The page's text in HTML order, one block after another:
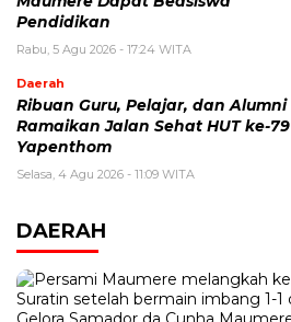
Pendidikan
Rabu, 5 Agu 2026 - 17:24 WITA
Daerah
Ribuan Guru, Pelajar, dan Alumni
Ramaikan Jalan Sehat HUT ke-79
Yapenthom
Selasa, 4 Agu 2026 - 11:09 WITA
DAERAH